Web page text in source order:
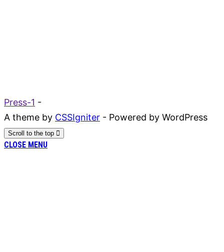
Press-1 -
A theme by CSSIgniter - Powered by WordPress
Scroll to the top
CLOSE MENU